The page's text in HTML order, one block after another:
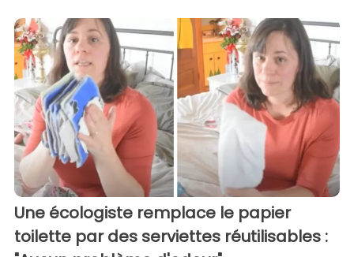
Une écologiste remplace le papier
toilette par des serviettes réutilisables :